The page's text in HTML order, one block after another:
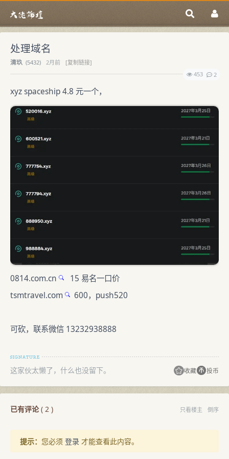
处理域名
清玖 (5432) 2月前
[复制链接]
453
2
xyz spaceship 4.8 元一个，
0814.com.cn
15 易名一口价
tsmtravel.com
600，push520
可砍，联系微信 13232938888
这家伙太懒了，什么也没留下。 收藏 投币
已有评论( 2 ) 只看楼主 倒序
提示： 您必须 登录 才能查看此内容。